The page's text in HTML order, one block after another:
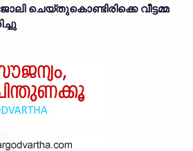
ചെയ്തുകൊണ്ടിരിക്കെ വീട്ടമ്മ